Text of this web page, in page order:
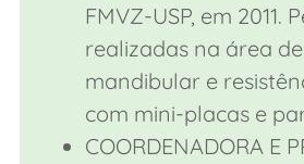
FMVZ-USP, em 2011.
realizadas na área
mandibular e
com mini-placas e
COORDENADORA E